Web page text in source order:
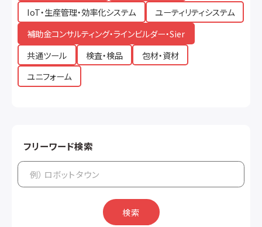
IoT・生産管理・効率化システム
ユーティリティシステム
補助金コンサルティング・ラインビルダー・Sier
共通ツール
検査・検品
包材・資材
ユニフォーム
フリーワード検索
検索